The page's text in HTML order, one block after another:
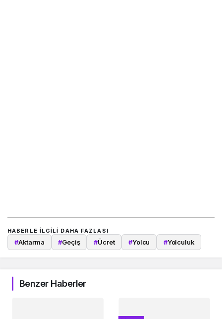
HABERLE ILGILI DAHA FAZLASI
#Aktarma #Geçiş #Ücret #Yolcu #Yolculuk
Benzer Haberler